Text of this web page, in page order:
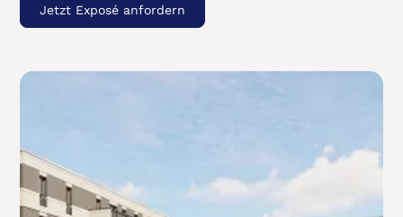
Jetzt Exposé anfordern